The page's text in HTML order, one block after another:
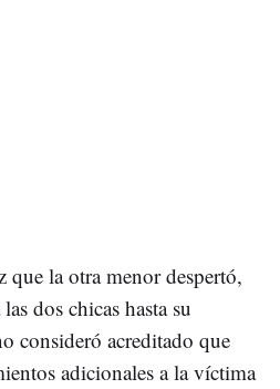
que la otra menor despertó,
dos chicas hasta su
consideró acreditado que
adicionales a la víctima